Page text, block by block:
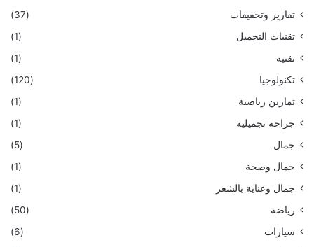
تقارير وتحقيقات
(37)
تقنيات التجميل
(1)
تقنية
(1)
تكنولوجيا
(120)
تمارين رياضية
(1)
جراحة تجميلية
(1)
جمال
(5)
جمال وصحة
(1)
جمال وعناية بالشعر
(1)
رياضة
(50)
سيارات
(6)